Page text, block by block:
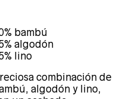
€.
actual
18,00 €.
bambú
algodón
lino
combinación de
algodón y lino,